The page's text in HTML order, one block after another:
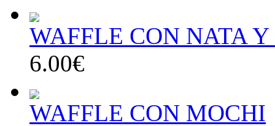
WAFFLE CON NATA
6.00€
WAFFLE CON MOCHI